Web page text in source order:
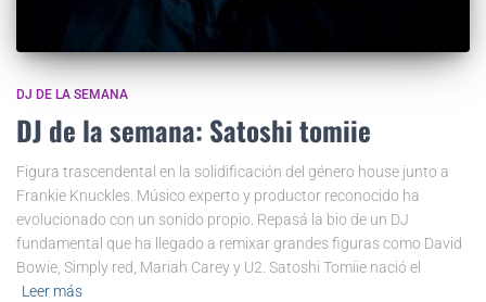
DJ DE LA SEMANA
DJ de la semana: Satoshi tomiie
Figura trascendental en la solidificación del género house junto a
Frankie Knuckles. Músico experto y productor reconocido ha
evolucionado con un sonido propio. Repasá la bio de un DJ
fundamental que ha llegado a remixar grandes figuras como David
Bowie, Simply red, Mariah Carey y U2. Satoshi Tomiie nació el
Leer más